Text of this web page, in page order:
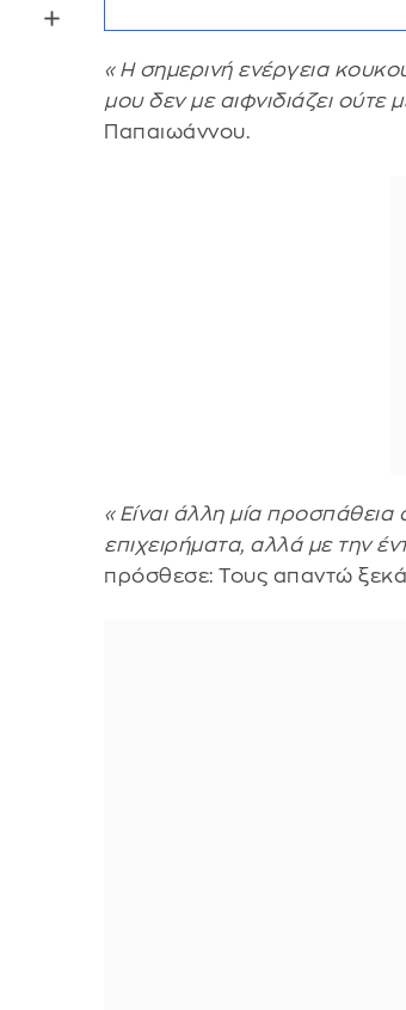
«Η σημερινή ενέργεια
μου δεν με αιφνιδιάζει ούτε
Παπαιωάννου.
«Είναι άλλη μία προσπάθεια
επιχειρήματα, αλλά με την
πρόσθεσε: Τους απαντώ